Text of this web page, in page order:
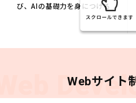
び、AIの基礎力を身につける
スクロールできます
Webサイト